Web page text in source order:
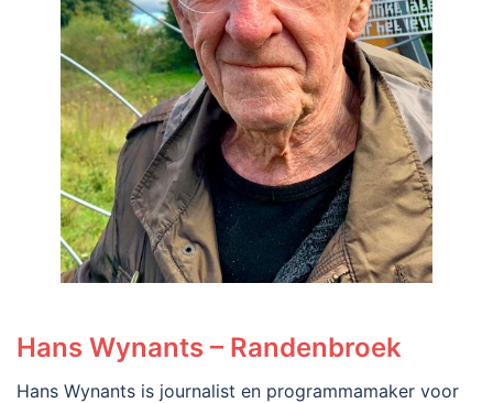
Hans Wynants – Randenbroek
Hans Wynants is journalist en programmamaker voor